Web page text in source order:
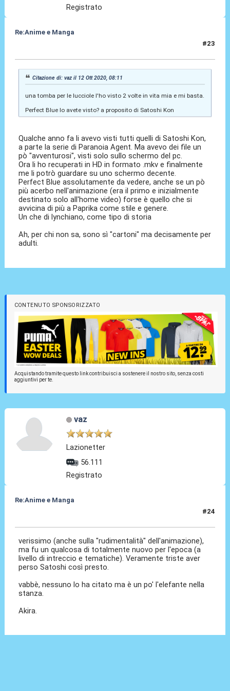
Registrato
Re:Anime e Manga
#23
Citazione di: vaz il 12 Ott 2020, 08:11
una tomba per le lucciole l'ho visto 2 volte in vita mia e mi basta.
Perfect Blue lo avete visto? a proposito di Satoshi Kon
Qualche anno fa li avevo visti tutti quelli di Satoshi Kon,
a parte la serie di Paranoia Agent. Ma avevo dei file un
pò "avventurosi", visti solo sullo schermo del pc.
Ora li ho recuperati in HD in formato .mkv e finalmente
me li potrò guardare su uno schermo decente.
Perfect Blue assolutamente da vedere, anche se un pò
più acerbo nell'animazione (era il primo e inizialmente
destinato solo all'home video) forse è quello che si
avvicina di più a Paprika come stile e genere.
Un che di lynchiano, come tipo di storia
Ah, per chi non sa, sono sì "cartoni" ma decisamente per
adulti.
CONTENUTO SPONSORIZZATO
Acquistando tramite questo link contribuisci a sostenere il nostro sito, senza costi
aggiuntivi per te.
vaz
Lazionetter
56.111
Registrato
Re:Anime e Manga
#24
verissimo (anche sulla "rudimentalità" dell'animazione),
ma fu un qualcosa di totalmente nuovo per l'epoca (a
livello di intreccio e tematiche). Veramente triste aver
perso Satoshi così presto.
vabbè, nessuno lo ha citato ma è un po' l'elefante nella
stanza.
Akira.